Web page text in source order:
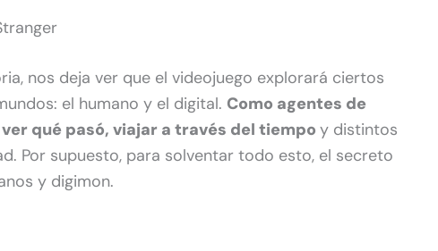
nos deja ver que el videojuego explorará ciertos
el humano y el digital. Como agentes de
qué pasó, viajar a través del tiempo y distintos
Por supuesto, para solventar todo esto, el secreto
y digimon.